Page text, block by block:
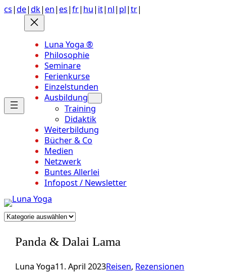
Anchor
Zum
Inhalt
springen
cs|de|dk| en| es|fr| hu| it| nl| pl|tr|
Luna Yoga ®
Philosophie
Seminare
Ferienkurse
Einzelstunden
Ausbildung
Training
Didaktik
Weiterbildung
Bücher & Co
Medien
Netzwerk
Buntes Allerlei
Infopost / Newsletter
Kategorien
Panda & Dalai Lama
Luna Yoga11. April 2023Reisen, Rezensionen